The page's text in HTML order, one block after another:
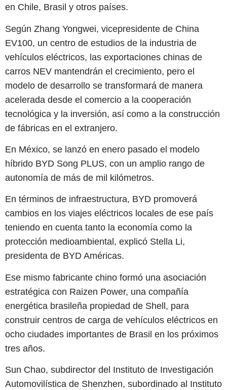
en Chile, Brasil y otros países.
Según Zhang Yongwei, vicepresidente de China
EV100, un centro de estudios de la industria de
vehículos eléctricos, las exportaciones chinas de
carros NEV mantendrán el crecimiento, pero el
modelo de desarrollo se transformará de manera
acelerada desde el comercio a la cooperación
tecnológica y la inversión, así como a la construcción
de fábricas en el extranjero.
En México, se lanzó en enero pasado el modelo
híbrido BYD Song PLUS, con un amplio rango de
autonomía de más de mil kilómetros.
En términos de infraestructura, BYD promoverá
cambios en los viajes eléctricos locales de ese país
teniendo en cuenta tanto la economía como la
protección medioambiental, explicó Stella Li,
presidenta de BYD Américas.
Ese mismo fabricante chino formó una asociación
estratégica con Raizen Power, una compañía
energética brasileña propiedad de Shell, para
construir centros de carga de vehículos eléctricos en
ocho ciudades importantes de Brasil en los próximos
tres años.
Sun Chao, subdirector del Instituto de Investigación
Automovilística de Shenzhen, subordinado al Instituto